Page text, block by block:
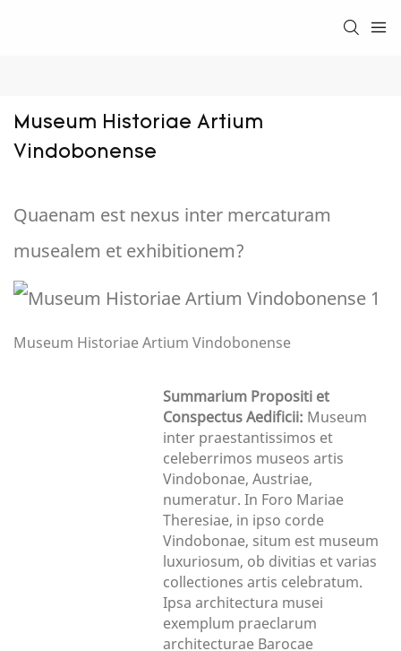
Museum Historiae Artium
Vindobonense
Quaenam est nexus inter mercaturam
musealem et exhibitionem?
Museum Historiae Artium Vindobonense
Summarium Propositi et
Conspectus Aedificii: Museum
inter praestantissimos et
celeberrimos museos artis
Vindobonae, Austriae,
numeratur. In Foro Mariae
Theresiae, in ipso corde
Vindobonae, situm est museum
luxuriosum, ob divitias et varias
collectiones artis celebratum.
Ipsa architectura musei
exemplum praeclarum
architecturae Barocae